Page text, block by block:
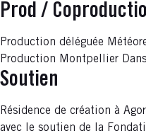
Prod /
Production déléguée
Production Montpellier
Soutien
Résidence de création à
avec le soutien de la